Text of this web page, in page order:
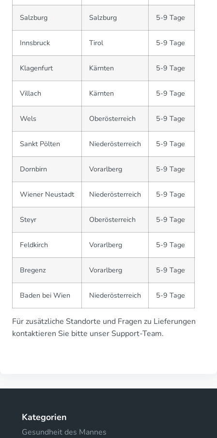
Salzburg Salzburg 5-9 Tage
Innsbruck Tirol 5-9 Tage
Klagenfurt Kärnten 5-9 Tage
Villach Kärnten 5-9 Tage
Wels Oberösterreich 5-9 Tage
Sankt Pölten Niederösterreich 5-9 Tage
Dornbirn Vorarlberg 5-9 Tage
Wiener Neustadt Niederösterreich 5-9 Tage
Steyr Oberösterreich 5-9 Tage
Feldkirch Vorarlberg 5-9 Tage
Bregenz Vorarlberg 5-9 Tage
Baden bei Wien Niederösterreich 5-9 Tage
Für zusätzliche Standorte und Fragen zu Lieferungen
kontaktieren Sie bitte unser Support-Team.
Kategorien
Gesundheit des Mannes